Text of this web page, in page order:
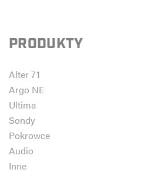
PRODUKTY
Alter 71
Argo NE
Ultima
Sondy
Pokrowce
Audio
Inne